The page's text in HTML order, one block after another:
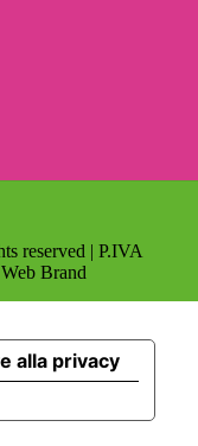
reserved | P.IVA
Brand
alla privacy